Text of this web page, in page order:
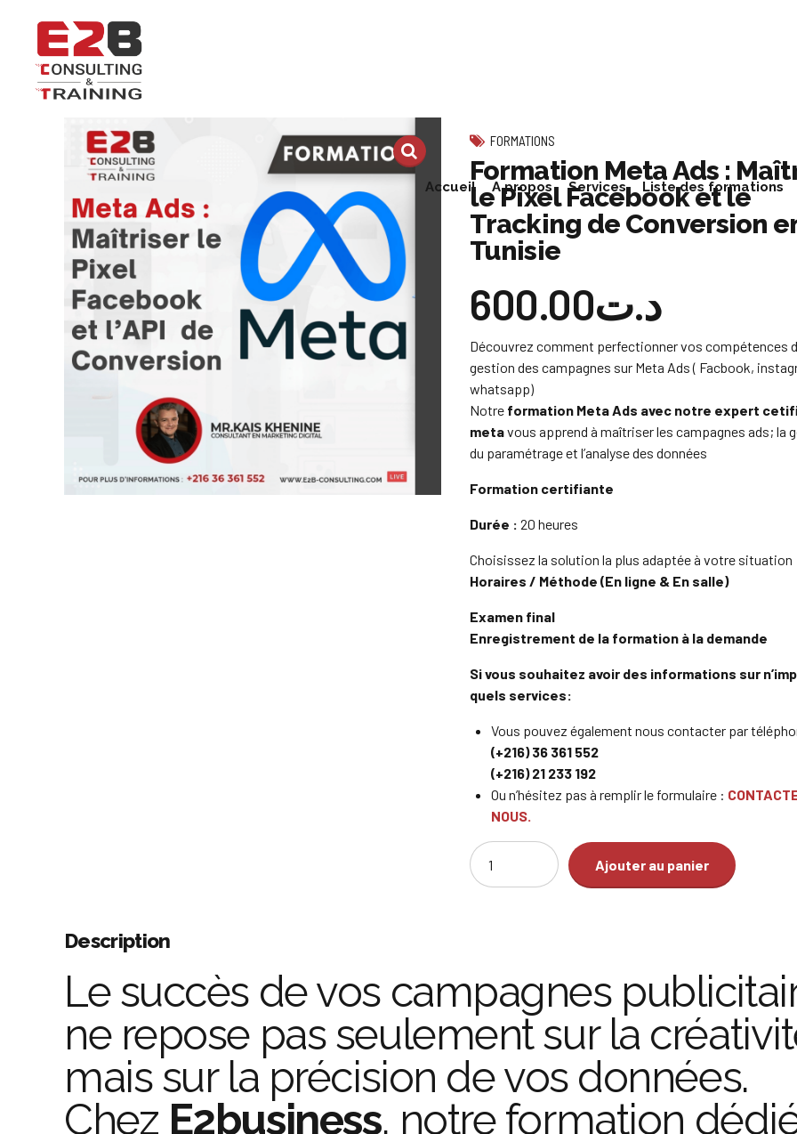
Accueil A propos Services Liste des formations
FORMATIONS
Formation Meta Ads :
le Pixel Facebook et le
Tracking de Conversion
Tunisie
د.ت600.00
Découvrez comment perfectionner vos compétences
gestion des campagnes sur Meta Ads ( Facbook,
whatsapp)
Notre formation Meta Ads avec notre expert
metavous apprend à maîtriser les campagnes ads; la
du paramétrage et l’analyse des données
Formation certifiante
Durée : 20 heures
Choisissez la solution la plus adaptée à votre situation
Horaires / Méthode (En ligne & En salle)
Examen final
Enregistrement de la formation à la demande
Si vous souhaitez avoir des informations sur
quels services:
Vous pouvez également nous contacter par
(+216) 36 361 552
(+216) 21 233 192
Ou n’hésitez pas à remplir le formulaire :
NOUS.
Quantity
Ajouter au panier
Description
Le succès de vos campagnes
ne repose pas seulement sur la
mais sur la précision de vos données.
Chez E2business, notre formation